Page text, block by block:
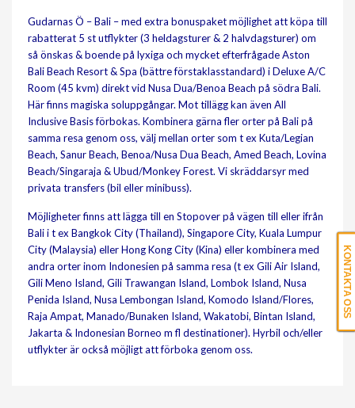
Gudarnas Ö – Bali – med extra bonuspaket möjlighet att köpa till
rabatterat 5 st utflykter (3 heldagsturer & 2 halvdagsturer) om
så önskas & boende på lyxiga och mycket efterfrågade Aston
Bali Beach Resort & Spa (bättre förstaklasstandard) i Deluxe A/C
Room (45 kvm) direkt vid Nusa Dua/Benoa Beach på södra Bali.
Här finns magiska soluppgångar. Mot tillägg kan även All
Inclusive Basis förbokas. Kombinera gärna fler orter på Bali på
samma resa genom oss, välj mellan orter som t ex Kuta/Legian
Beach, Sanur Beach, Benoa/Nusa Dua Beach, Amed Beach, Lovina
Beach/Singaraja & Ubud/Monkey Forest. Vi skräddarsyr med
privata transfers (bil eller minibuss).
Möjligheter finns att lägga till en Stopover på vägen till eller ifrån
Bali i t ex Bangkok City (Thailand), Singapore City, Kuala Lumpur
City (Malaysia) eller Hong Kong City (Kina) eller kombinera med
andra orter inom Indonesien på samma resa (t ex Gili Air Island,
Gili Meno Island, Gili Trawangan Island, Lombok Island, Nusa
Penida Island, Nusa Lembongan Island, Komodo Island/Flores,
Raja Ampat, Manado/Bunaken Island, Wakatobi, Bintan Island,
Jakarta & Indonesian Borneo m fl destinationer). Hyrbil och/eller
utflykter är också möjligt att förboka genom oss.
KONTAKTA OSS